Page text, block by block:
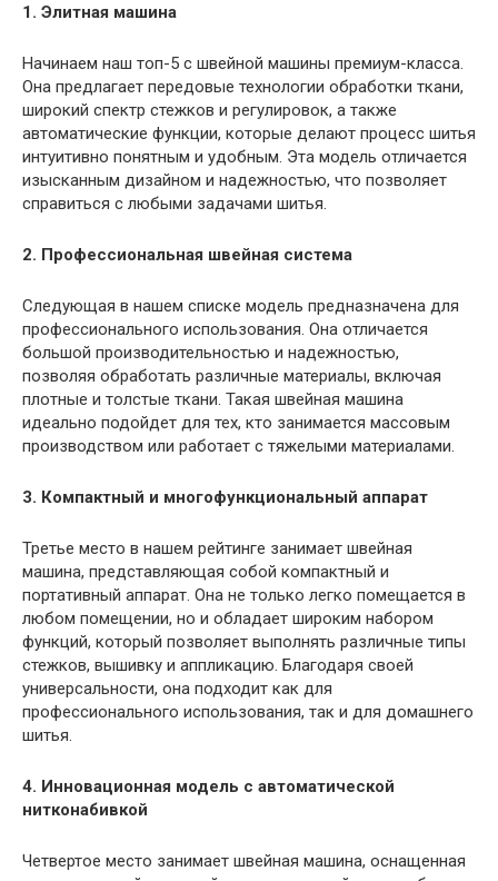
1. Элитная машина
Начинаем наш топ-5 с швейной машины премиум-класса.
Она предлагает передовые технологии обработки ткани,
широкий спектр стежков и регулировок, а также
автоматические функции, которые делают процесс шитья
интуитивно понятным и удобным. Эта модель отличается
изысканным дизайном и надежностью, что позволяет
справиться с любыми задачами шитья.
2. Профессиональная швейная система
Следующая в нашем списке модель предназначена для
профессионального использования. Она отличается
большой производительностью и надежностью,
позволяя обработать различные материалы, включая
плотные и толстые ткани. Такая швейная машина
идеально подойдет для тех, кто занимается массовым
производством или работает с тяжелыми материалами.
3. Компактный и многофункциональный аппарат
Третье место в нашем рейтинге занимает швейная
машина, представляющая собой компактный и
портативный аппарат. Она не только легко помещается в
любом помещении, но и обладает широким набором
функций, который позволяет выполнять различные типы
стежков, вышивку и аппликацию. Благодаря своей
универсальности, она подходит как для
профессионального использования, так и для домашнего
шитья.
4. Инновационная модель с автоматической
нитконабивкой
Четвертое место занимает швейная машина, оснащенная